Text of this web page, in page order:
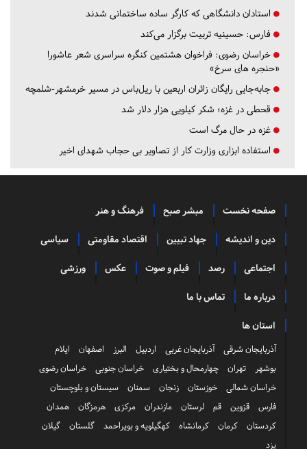
استادان دانشگاهی که کارگر ساده ساختمانی شدند
فارس: حسینیه تربیت برگزار می‌کند
خراسان رضوی: فراخوان هشتمین کنگره سراسری شعر عاشورا
«حنجره های سرخ»
جابه‌جایی رایگان زائران اربعین با ریل‌باس در مسیر خرمشهر-شلمچه
قحطی در غزه؛ شکر کیلویی هزار دلار شد
غزه در حال مرگ است
استفاده ابزاری وزارت کار از تصاویر بی حجاب شهدای اخیر
صفحه نخست مبشر صبح فرهنگ و هنر
دین و اندیشه جهاد تبیین اقتصاد مقاومتی سیاسی
اجتماعی رصد فیلم و صوت عکس ورزشی
درباره ما تماس با ما
استان ها
آذربایجان شرقی آذربایجان غربی اردبیل البرز اصفهان
ایلام
بوشهر
تهران چهارمحال و بختیاری خراسان جنوبی
خراسان رضوی
خراسان شمالی
خوزستان زنجان سمنان
سیستان و بلوچستان
فارس
قزوین قم لرستان مازندران مرکزی هرمزگان
همدان
کردستان
کرمان کرمانشاه کهگیلویه و بویراحمد گلستان
گیلان
یزد